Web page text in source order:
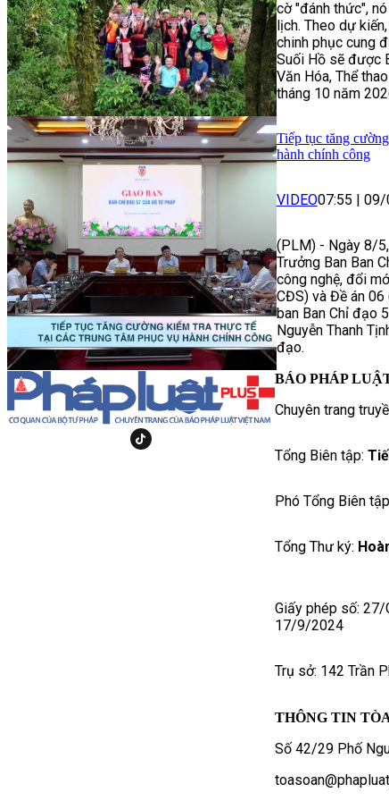
cờ "đánh thức",
lịch. Theo dự
chinh phục cung
Suối Hồ sẽ được
Văn Hóa, Thể
tháng 10 năm
Tiếp tục tăng
hành chính công
VIDEO07:55 | 09/
(PLM) - Ngày 8/
Trưởng Ban Ban
công nghệ, đổi
CĐS) và Đề án
ban Ban Chỉ đạo
Nguyễn Thanh
đạo.
BÁO PHÁP
Chuyên trang
Tổng Biên tập:
Phó Tổng Biên
Tổng Thư ký:
Giấy phép số: 27/
17/9/2024
Trụ sở: 142 Trần
THÔNG TIN
Số 42/29 Phố